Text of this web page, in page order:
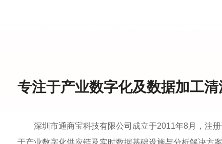
专注于产业数字化及数据加工
深圳市通商宝科技有限公司成立于2011年8月，注
于产业数字化供应链及实时数据基础设施与分析解决方